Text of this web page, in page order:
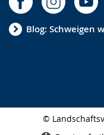
Blog: Schweigen
©